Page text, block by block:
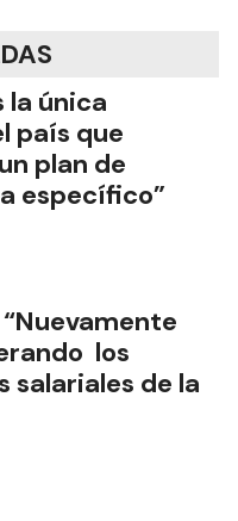
la única
país que
plan de
específico”
los
salariales de la